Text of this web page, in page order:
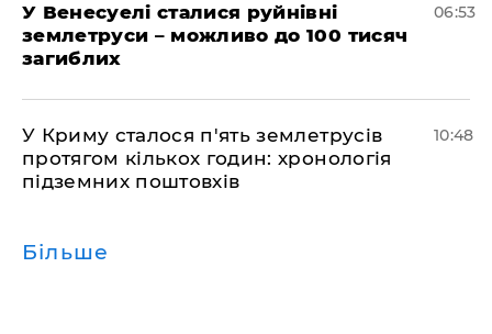
У Венесуелі сталися руйнівні
землетруси – можливо до 100 тисяч
загиблих
06:53
У Криму сталося п'ять землетрусів
протягом кількох годин: хронологія
підземних поштовхів
10:48
Більше